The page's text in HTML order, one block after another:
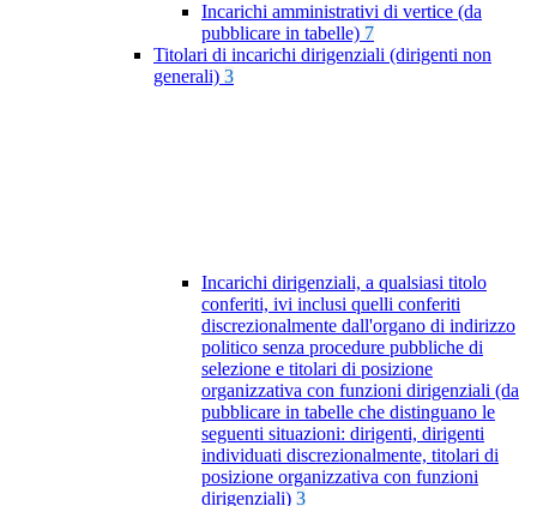
Incarichi amministrativi di vertice (da
pubblicare in tabelle) 7
Titolari di incarichi dirigenziali (dirigenti non
generali) 3
Incarichi dirigenziali, a qualsiasi titolo
conferiti, ivi inclusi quelli conferiti
discrezionalmente dall'organo di indirizzo
politico senza procedure pubbliche di
selezione e titolari di posizione
organizzativa con funzioni dirigenziali (da
pubblicare in tabelle che distinguano le
seguenti situazioni: dirigenti, dirigenti
individuati discrezionalmente, titolari di
posizione organizzativa con funzioni
dirigenziali) 3